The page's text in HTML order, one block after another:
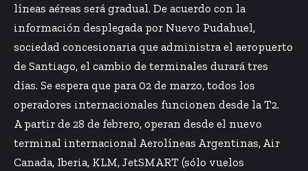
líneas aéreas será gradual. De acuerdo con la
información desplegada por Nuevo Pudahuel,
sociedad concesionaria que administra el aeropuerto
de Santiago, el cambio de terminales durará tres
días. Se espera que para 02 de marzo, todos los
operadores internacionales funcionen desde la T2.
A partir de 28 de febrero, operan desde el nuevo
terminal internacional Aerolíneas Argentinas, Air
Canada, Iberia, KLM, JetSMART (sólo vuelos